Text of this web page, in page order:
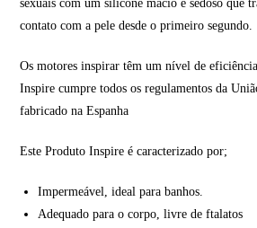
sexuais com um silicone macio e sedoso que
contato com a pele desde o primeiro segundo.
Os motores inspirar têm um nível de
Inspire cumpre todos os regulamentos da
fabricado na Espanha
Este Produto Inspire é caracterizado por;
Impermeável, ideal para banhos.
Adequado para o corpo, livre de ftalatos